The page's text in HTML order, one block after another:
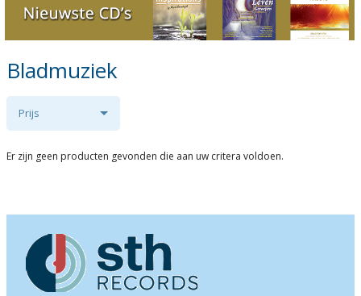
Bladmuziek
Prijs
Er zijn geen producten gevonden die aan uw critera voldoen.